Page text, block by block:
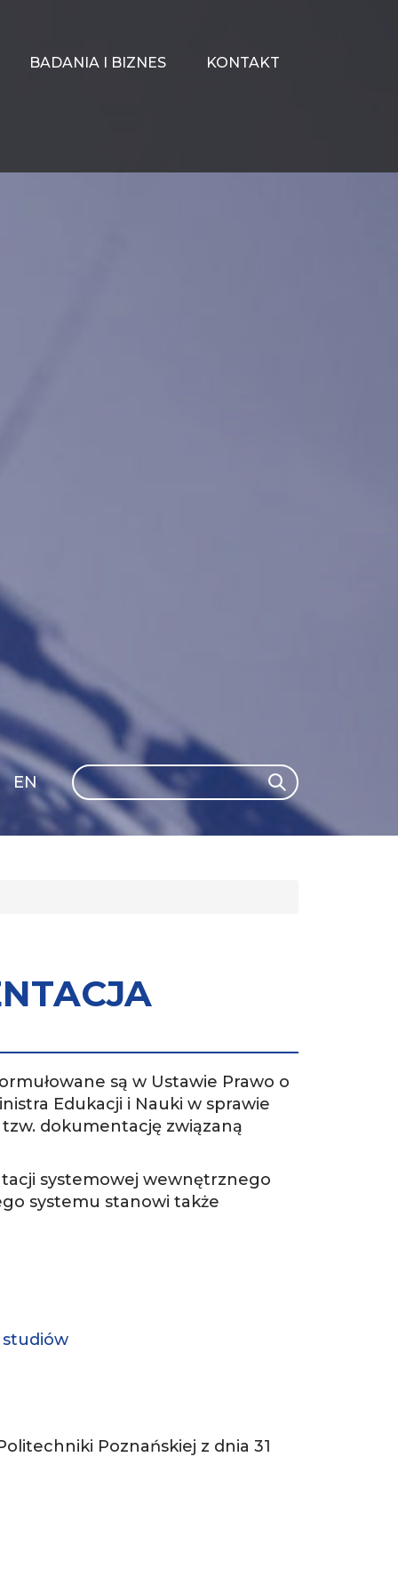
BADANIA I BIZNES KONTAKT
Search Search
EN
GLI
są w Ustawie Prawo o
Edukacji i Nauki w sprawie
dokumentację związaną
systemowej wewnętrznego
systemu stanowi także
studiów
Poznańskiej z dnia 31